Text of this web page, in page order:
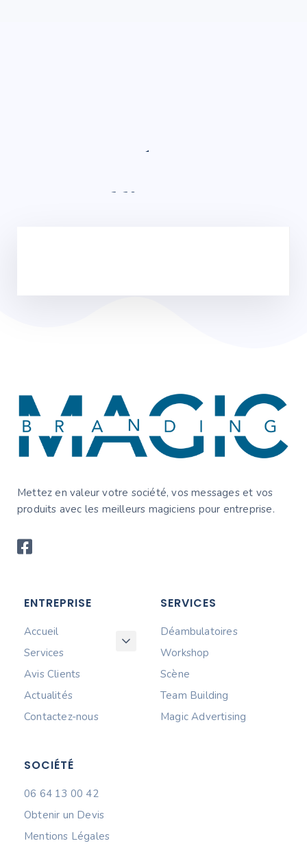
Une réponse
efficace
06 64 13 00 42
Mettez en valeur votre société, vos messages et vos
produits avec les meilleurs magiciens pour entreprise.
ENTREPRISE
Accueil
Services
Avis Clients
Actualités
Contactez-nous
SERVICES
Déambulatoires
Workshop
Scène
Team Building
Magic Advertising
SOCIÉTÉ
06 64 13 00 42
Obtenir un Devis
Mentions Légales